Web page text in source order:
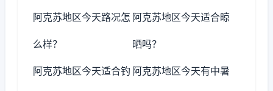
阿克苏地区今天路况怎
么样？
阿克苏地区今天适合晾
晒吗？
阿克苏地区今天适合钓 阿克苏地区今天有中暑